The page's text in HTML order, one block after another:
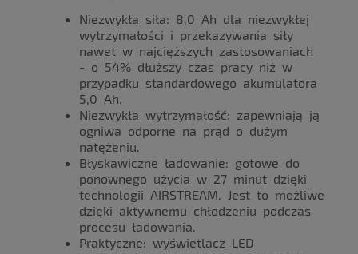
Niezwykła siła: 8,0 Ah dla niezwykłej
wytrzymałości i przekazywania siły
nawet w najcięższych zastosowaniach
- o 54% dłuższy czas pracy niż w
przypadku standardowego akumulatora
5,0 Ah.
Niezwykła wytrzymałość: zapewniają ją
ogniwa odporne na prąd o dużym
natężeniu.
Błyskawiczne ładowanie: gotowe do
ponownego użycia w 27 minut dzięki
technologii AIRSTREAM. Jest to możliwe
dzięki aktywnemu chłodzeniu podczas
procesu ładowania.
Praktyczne: wyświetlacz LED